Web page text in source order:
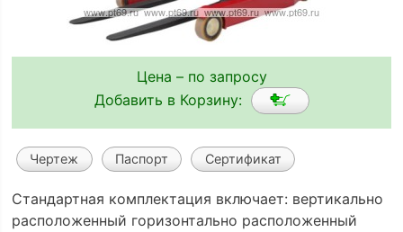
Цена – по запросу
Добавить в Корзину:
Чертеж Паспорт Сертификат
Стандартная комплектация включает: вертикально
расположенный горизонтально расположенный